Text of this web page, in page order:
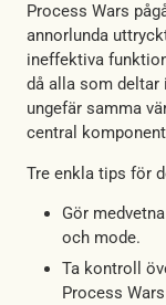
Process Wars
annorlunda
ineffektiva
då alla som deltar
ungefär samma
central
Tre enkla tips för
Gör
och mode.
Ta kontroll
Process